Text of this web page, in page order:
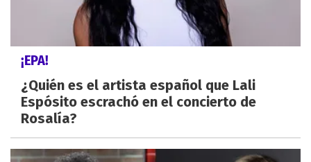
¡EPA!
¿Quién es el artista español que Lali
Espósito escrachó en el concierto de
Rosalía?